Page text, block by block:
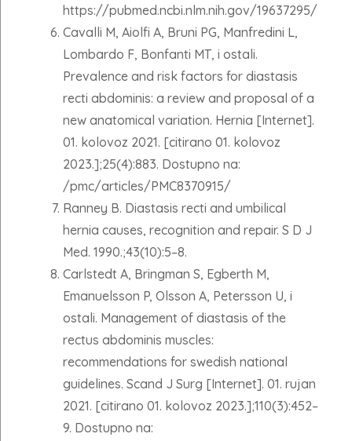
https://pubmed.ncbi.nlm.nih.gov/19637295/
Cavalli M, Aiolfi A, Bruni PG, Manfredini L,
Lombardo F, Bonfanti MT, i ostali.
Prevalence and risk factors for diastasis
recti abdominis: a review and proposal of a
new anatomical variation. Hernia [Internet].
01. kolovoz 2021. [citirano 01. kolovoz
2023.];25(4):883. Dostupno na:
/pmc/articles/PMC8370915/
Ranney B. Diastasis recti and umbilical
hernia causes, recognition and repair. S D J
Med. 1990.;43(10):5–8.
Carlstedt A, Bringman S, Egberth M,
Emanuelsson P, Olsson A, Petersson U, i
ostali. Management of diastasis of the
rectus abdominis muscles:
recommendations for swedish national
guidelines. Scand J Surg [Internet]. 01. rujan
2021. [citirano 01. kolovoz 2023.];110(3):452–
9. Dostupno na: